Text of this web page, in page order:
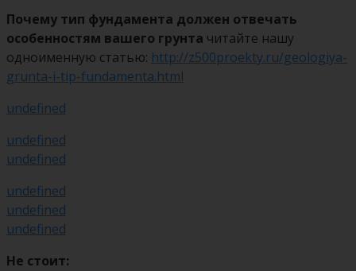
Почему тип фундамента должен отвечать
особенностям вашего грунта читайте нашу
одноименную статью: http://z500proekty.ru/geologiya-
grunta-i-tip-fundamenta.html
undefined
undefined
undefined
undefined
undefined
undefined
Не стоит: